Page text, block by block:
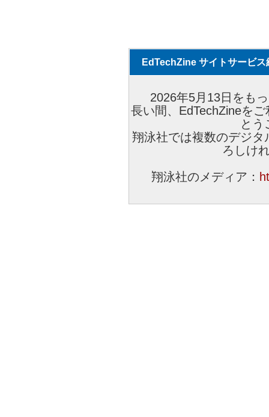
EdTechZine サイトサービス
2026年5月13日をも
長い間、EdTechZineを
とう
翔泳社では複数のデジ
ろしけ
翔泳社のメディア：